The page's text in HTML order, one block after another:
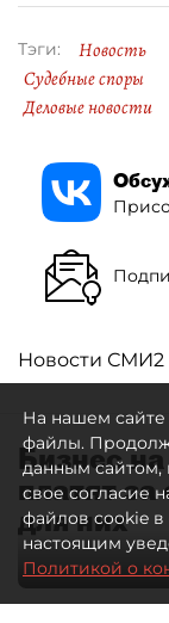
Тэги: Новость
Судебные споры
Деловые новости
Новости СМИ2
Бизнес
платят
для них
На нашем сайте
файлы.
данным сайтом,
свое согласие
файлов cookie в
настоящим
Политикой о